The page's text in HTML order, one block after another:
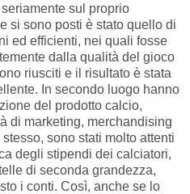
sul proprio
si sono posti è stato quello di
ed efficienti, nei quali fosse
dalla qualità del gioco
riusciti e il risultato è stata
In secondo luogo hanno
del prodotto calcio,
di marketing, merchandising
sono stati molto attenti
degli stipendi dei calciatori,
di seconda grandezza,
i conti. Così, anche se lo